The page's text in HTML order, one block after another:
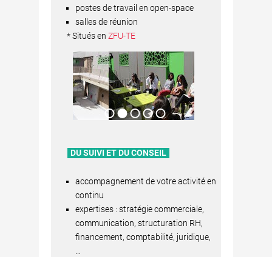
postes de travail en open-space
salles de réunion
* Situés en ZFU-TE
DU SUIVI ET DU CONSEIL
accompagnement de votre activité en
continu
expertises : stratégie commerciale,
communication, structuration RH,
financement, comptabilité, juridique,
…